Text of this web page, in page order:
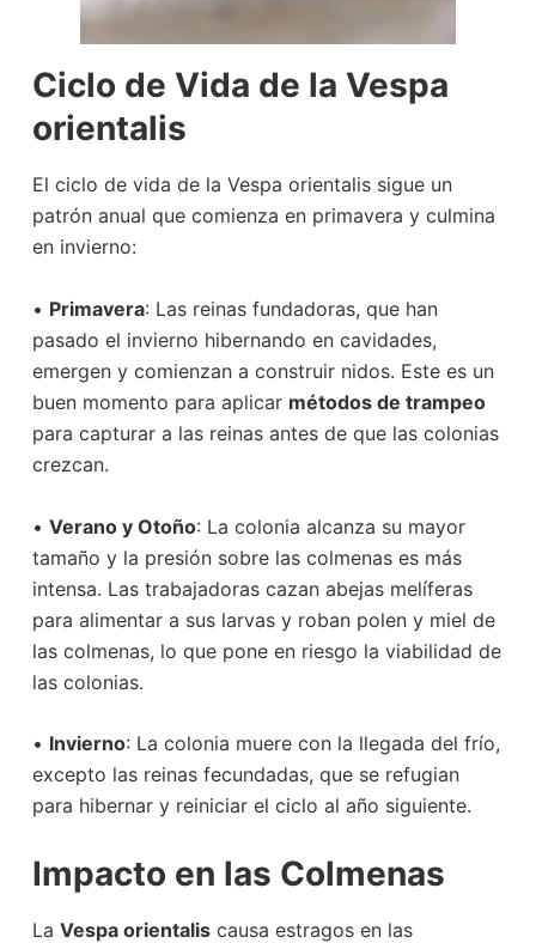
Ciclo de Vida de la Vespa
orientalis
El ciclo de vida de la Vespa orientalis sigue un
patrón anual que comienza en primavera y culmina
en invierno:
• Primavera: Las reinas fundadoras, que han
pasado el invierno hibernando en cavidades,
emergen y comienzan a construir nidos. Este es un
buen momento para aplicar métodos de trampeo
para capturar a las reinas antes de que las colonias
crezcan.
• Verano y Otoño: La colonia alcanza su mayor
tamaño y la presión sobre las colmenas es más
intensa. Las trabajadoras cazan abejas melíferas
para alimentar a sus larvas y roban polen y miel de
las colmenas, lo que pone en riesgo la viabilidad de
las colonias.
• Invierno: La colonia muere con la llegada del frío,
excepto las reinas fecundadas, que se refugian
para hibernar y reiniciar el ciclo al año siguiente.
Impacto en las Colmenas
La Vespa orientaliscausa estragos en las